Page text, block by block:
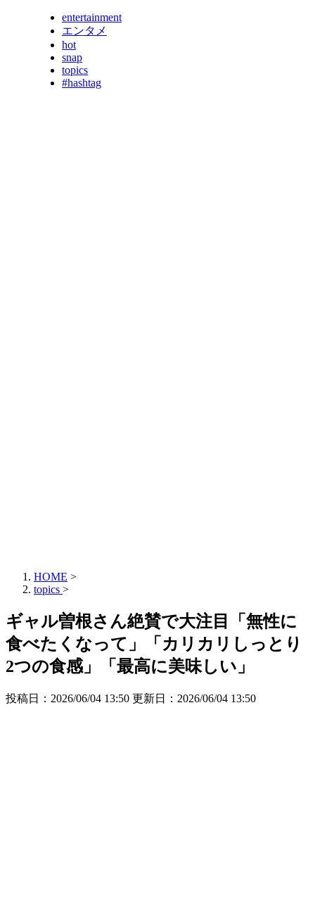
entertainment
エンタメ
hot
snap
topics
#hashtag
HOME >
topics >
ギャル曽根さん絶賛で大注目「無性に
食べたくなって」「カリカリしっとり
2つの食感」「最高に美味しい」
投稿日：2026/06/04 13:50 更新日： 2026/06/04 13:50